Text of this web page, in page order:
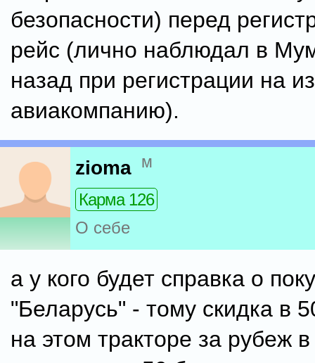
безопасности) перед
рейс (лично наблюдал в
назад при регистрации на
авиакомпанию).
zioma м
Карма 126
О себе
а у кого будет справка о
"Беларусь" - тому скидка в
на этом тракторе за рубеж